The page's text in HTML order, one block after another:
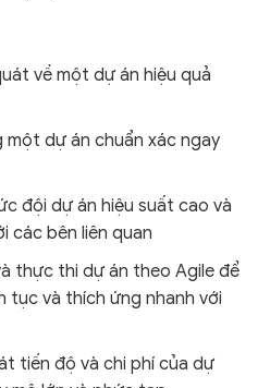
về một dự án hiệu quả
một dự án chuẩn xác ngay
đội dự án hiệu suất cao và
các bên liên quan
thực thi dự án theo Agile để
tục và thích ứng nhanh với
tiến độ và chi phí của dự